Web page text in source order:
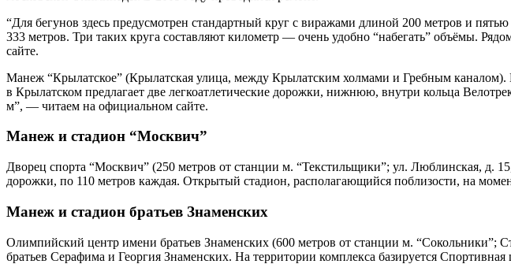
“Для бегунов здесь предусмотрен стандартный круг с виражами длиной 200 метров и
333 метров. Три таких круга составляют километр — очень удобно “набегать” объёмы.
сайте.
Манеж “Крылатское” (Крылатская улица, между Крылатским холмами и Гребным
в Крылатском предлагает две легкоатлетические дорожки, нижнюю, внутри кольца
м”, — читаем на официальном сайте.
Манеж и стадион “Москвич”
Дворец спорта “Москвич” (250 метров от станции м. “Текстильщики”; ул. Люблинская,
дорожки, по 110 метров каждая. Открытый стадион, располагающийся поблизости, на
Манеж и стадион братьев Знаменских
Олимпийский центр имени братьев Знаменских (600 метров от станции м. “Сокольники”;
братьев Серафима и Георгия Знаменских. На территории комплекса базируется